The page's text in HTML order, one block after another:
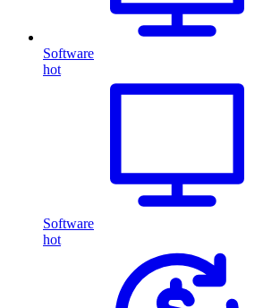
Software
hot
Software
hot